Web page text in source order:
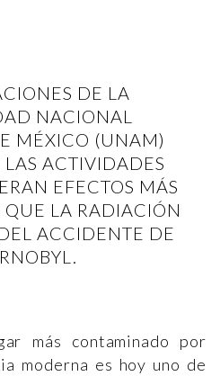
DE LA
NACIONAL
MÉXICO (UNAM)
ACTIVIDADES
EFECTOS MÁS
QUE LA RADIACIÓN
ACCIDENTE DE
más contaminado por
moderna es hoy uno de